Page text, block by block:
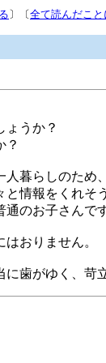
〕〔全て読んだこ
ょうか？
？
暮らしのため
情報をくれそ
のお子さんです
おりません。
歯がゆく、苛